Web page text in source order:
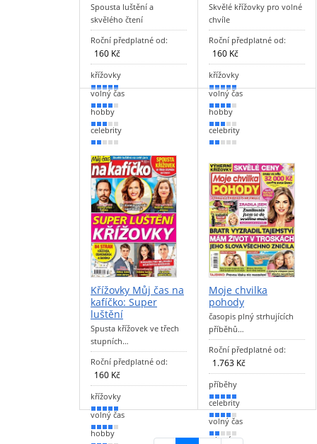
Spousta luštění a
skvělého čtení
Roční předplatné od:
160 Kč
křížovky
90 %
volný čas
70 %
hobby
50 %
celebrity
40 %
Skvělé křížovky pro volné
chvíle
Roční předplatné od:
160 Kč
křížovky
90 %
volný čas
70 %
hobby
50 %
celebrity
40 %
Křížovky Můj čas na
kafíčko: Super
luštění
Spusta křížovek ve třech
stupních…
Roční předplatné od:
160 Kč
křížovky
90 %
volný čas
70 %
hobby
Moje chvilka
pohody
časopis plný strhujících
příběhů…
Roční předplatné od:
1.763 Kč
příběhy
90 %
celebrity
80 %
volný čas
40 %
zdraví